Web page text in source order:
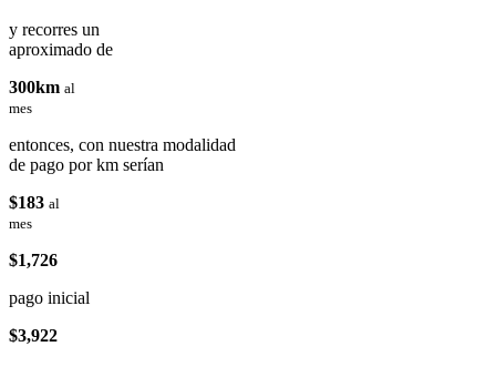
y recorres un
aproximado de
300km al
mes
entonces, con nuestra modalidad
de pago por km serían
$183 al
mes
$1,726
pago inicial
$3,922